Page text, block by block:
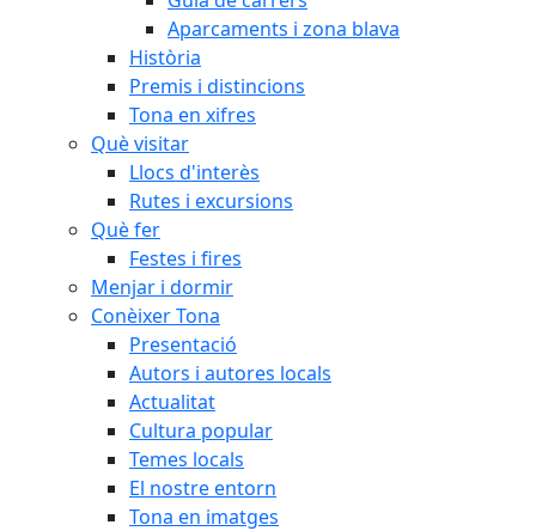
Aparcaments i zona blava
Història
Premis i distincions
Tona en xifres
Què visitar
Llocs d'interès
Rutes i excursions
Què fer
Festes i fires
Menjar i dormir
Conèixer Tona
Presentació
Autors i autores locals
Actualitat
Cultura popular
Temes locals
El nostre entorn
Tona en imatges